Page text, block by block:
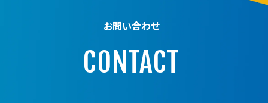
お問い合わせ
CONTACT